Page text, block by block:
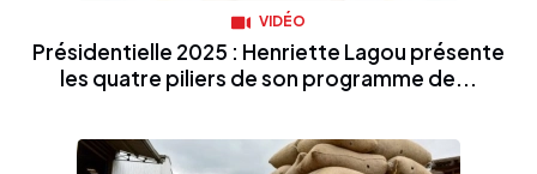
VIDÉO
Présidentielle 2025 : Henriette Lagou présente
les quatre piliers de son programme de...